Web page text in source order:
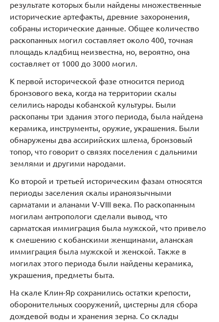
результате которых были найдены множественные
исторические артефакты, древние захоронения,
собраны исторические данные. Общее количество
раскопанных могил составляет около 400, точная
площадь кладбищ неизвестна, но, вероятно, она
составляет от 1000 до 3000 могил.
К первой исторической фазе относится период
бронзового века, когда на территории скалы
селились народы кобанской культуры. Были
раскопаны три здания этого периода, была найдена
керамика, инструменты, оружие, украшения. Были
обнаружены два ассирийских шлема, бронзовый
топор, что говорит о связях поселения с дальними
землями и другими народами.
Ко второй и третьей историческим фазам относятся
периоды заселения скалы ираноязычными
сарматами и аланами V-VIII века. По раскопанным
могилам антропологи сделали вывод, что
сарматская иммиграция была мужской, что привело
к смешению с кобанскими женщинами, аланская
иммиграция была мужской и женской. Также в
могилах этого периода были найдены керамика,
украшения, предметы быта.
На скале Клин-Яр сохранились остатки крепости,
оборонительных сооружений, цистерны для сбора
дождевой воды и хранения зерна. Со склады